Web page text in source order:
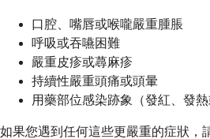
口腔、嘴唇或喉嚨嚴重腫脹
呼吸或吞嚥困難
嚴重皮疹或蕁麻疹
持續性嚴重頭痛或頭暈
用藥部位感染跡象（發紅、發熱
如果您遇到任何這些更嚴重的症狀，